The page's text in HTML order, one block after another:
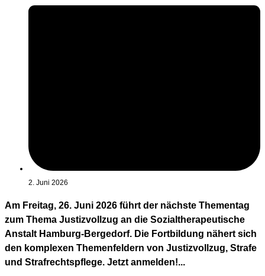
2. Juni 2026
Am Freitag, 26. Juni 2026 führt der nächste Thementag
zum Thema Justizvollzug an die Sozialtherapeutische
Anstalt Hamburg-Bergedorf. Die Fortbildung nähert sich
den komplexen Themenfeldern von Justizvollzug, Strafe
und Strafrechtspflege. Jetzt anmelden!...